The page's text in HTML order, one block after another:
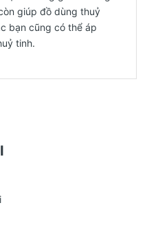
giúp đồ dùng thuỷ
bạn cũng có thể áp
tinh.